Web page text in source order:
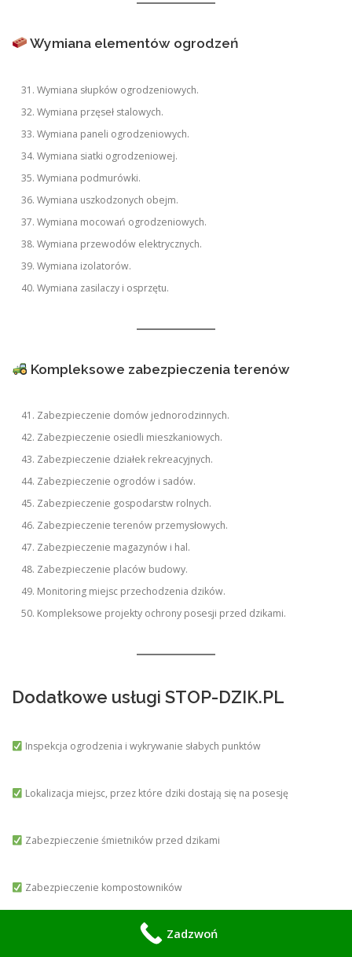
Wymiana elementów ogrodzeń
Wymiana słupków ogrodzeniowych.
Wymiana przęseł stalowych.
Wymiana paneli ogrodzeniowych.
Wymiana siatki ogrodzeniowej.
Wymiana podmurówki.
Wymiana uszkodzonych obejm.
Wymiana mocowań ogrodzeniowych.
Wymiana przewodów elektrycznych.
Wymiana izolatorów.
Wymiana zasilaczy i osprzętu.
Kompleksowe zabezpieczenia terenów
Zabezpieczenie domów jednorodzinnych.
Zabezpieczenie osiedli mieszkaniowych.
Zabezpieczenie działek rekreacyjnych.
Zabezpieczenie ogrodów i sadów.
Zabezpieczenie gospodarstw rolnych.
Zabezpieczenie terenów przemysłowych.
Zabezpieczenie magazynów i hal.
Zabezpieczenie placów budowy.
Monitoring miejsc przechodzenia dzików.
Kompleksowe projekty ochrony posesji przed dzikami.
Dodatkowe usługi STOP-DZIK.PL
Inspekcja ogrodzenia i wykrywanie słabych punktów
Lokalizacja miejsc, przez które dziki dostają się na posesję
Zabezpieczenie śmietników przed dzikami
Zabezpieczenie kompostowników
Wzmacnianie bram i furtek Zadzwoń